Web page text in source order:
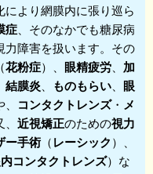
より網膜内に張り巡ら
症 、そのなかでも糖尿病
力障害を扱います。その
（花粉症）、 眼精疲労
加
結膜炎 ものもらい
眼
コンタクトレンズ・ メ
近視矯正のための視力
ー手術（レーシック）、
コンタクトレンズ）な